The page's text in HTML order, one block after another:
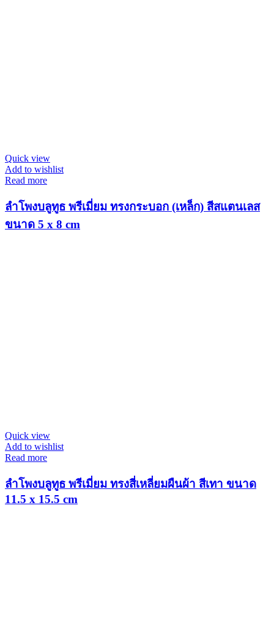
Quick view
Add to wishlist
Read more
ลำโพงบลูทูธ พรีเมี่ยม ทรงกระบอก (เหล็ก) สีสแตนเลส
ขนาด 5 x 8 cm
Quick view
Add to wishlist
Read more
ลำโพงบลูทูธ พรีเมี่ยม ทรงสี่เหลี่ยมผืนผ้า สีเทา ขนาด
11.5 x 15.5 cm